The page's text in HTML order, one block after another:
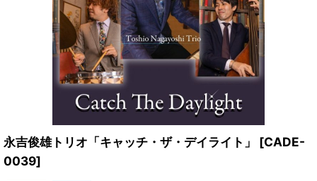
永吉俊雄トリオ「キャッチ・ザ・デイライト」 [CADE-
0039]